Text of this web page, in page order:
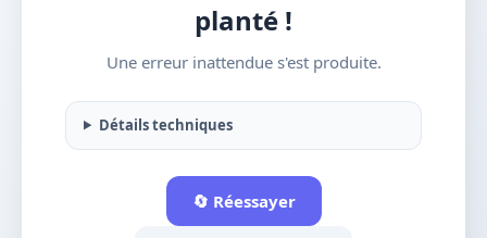
planté !
Une erreur inattendue s'est produite.
Détails techniques
🔄 Réessayer